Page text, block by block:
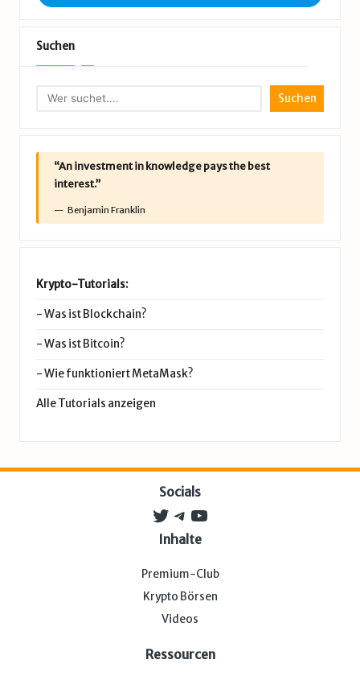
Suchen
Suchen
“An investment in knowledge pays the best
interest.”
Benjamin Franklin
Krypto-Tutorials:
-Was ist Blockchain?
-Was ist Bitcoin?
-Wie funktioniert MetaMask?
Alle Tutorials anzeigen
Socials
Twitter
Telegram
YouTube
Inhalte
Premium-Club
Krypto Börsen
Videos
Ressourcen